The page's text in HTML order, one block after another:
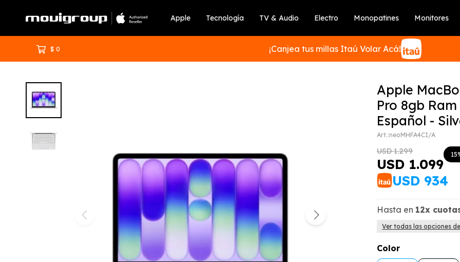
Apple Tecnología TV & Audio Electro Monopatines Monitores
$ 0 ¡Canjea tus millas Itaú Volar Acá!
Apple
Pro 8gb
Español -
neoMHFA4CI/A
USD 1.099
USD 1.299 15
USD 934
Hasta en 12x
Ver todas las opciones
Color